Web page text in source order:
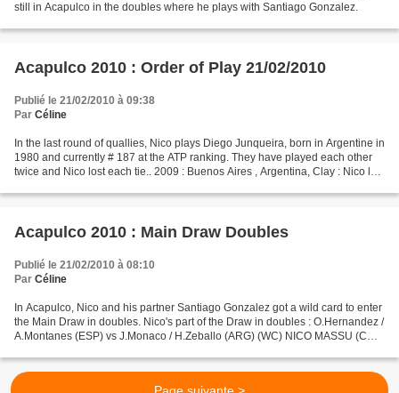
still in Acapulco in the doubles where he plays with Santiago Gonzalez.
Acapulco 2010 : Order of Play 21/02/2010
Publié le 21/02/2010 à 09:38
Par Céline
In the last round of quallies, Nico plays Diego Junqueira, born in Argentine in
1980 and currently # 187 at the ATP ranking. They have played each other
twice and Nico lost each tie.. 2009 : Buenos Aires , Argentina, Clay : Nico lost
Acapulco 2010 : Main Draw Doubles
Publié le 21/02/2010 à 08:10
Par Céline
In Acapulco, Nico and his partner Santiago Gonzalez got a wild card to enter
the Main Draw in doubles. Nico's part of the Draw in doubles : O.Hernandez /
A.Montanes (ESP) vs J.Monaco / H.Zeballo (ARG) (WC) NICO MASSU (CHI)